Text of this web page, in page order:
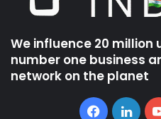
We influence 20 million
number one business
network on the planet
Facebook